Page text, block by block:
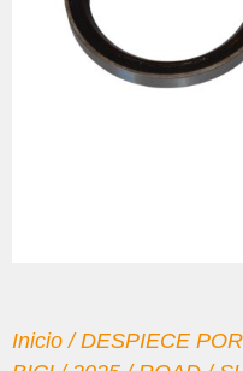
Inicio /DESPIECE POR